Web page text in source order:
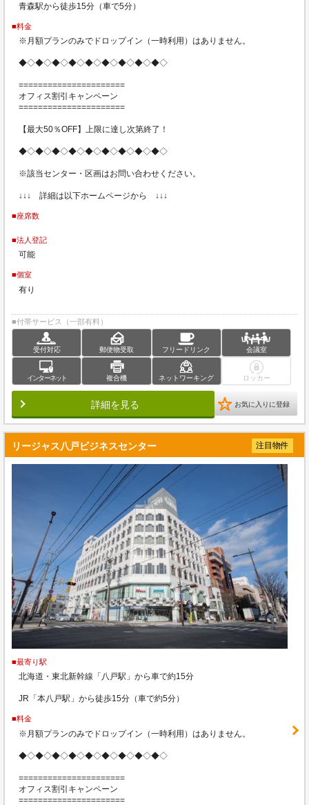
青森駅から徒歩15分（車で5分）
■料金
※月額プランのみでドロップイン（一時利用）はありません。
◆◇◆◇◆◇◆◇◆◇◆◇◆◇◆◇◆◇
======================
オフィス割引キャンペーン
======================
【最大50％OFF】上限に達し次第終了！
◆◇◆◇◆◇◆◇◆◇◆◇◆◇◆◇◆◇
※該当センター・区画はお問い合わせください。
↓↓↓ 詳細は以下ホームページから ↓↓↓
■座席数
■法人登記
可能
■個室
有り
■付帯サービス（一部有料）
受付対応 郵便物受取 フリードリンク 会議室
インターネット 複合機 ネットワーキング ロッカー
詳細を見る お気に入りに登録
リージャス八戸ビジネスセンター 注目物件
■最寄り駅
北海道・東北新幹線「八戸駅」から車で約15分
JR「本八戸駅」から徒歩15分（車で約5分）
■料金
※月額プランのみでドロップイン（一時利用）はありません。
◆◇◆◇◆◇◆◇◆◇◆◇◆◇◆◇◆◇
======================
オフィス割引キャンペーン
======================